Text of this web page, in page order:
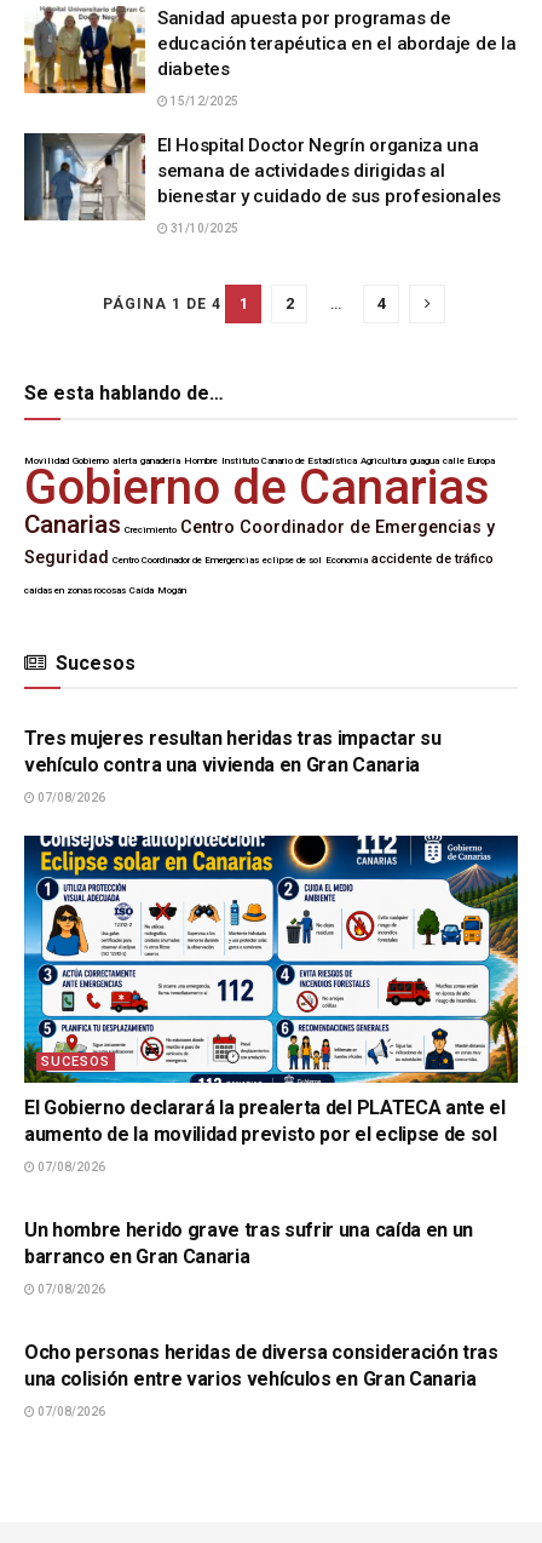
Sanidad apuesta por programas de
educación terapéutica en el abordaje de la
diabetes
15/12/2025
El Hospital Doctor Negrín organiza una
semana de actividades dirigidas al
bienestar y cuidado de sus profesionales
31/10/2025
PÁGINA 1 DE 4 1 2 … 4
Se esta hablando de…
Movilidad Gobierno alerta ganadería Hombre Instituto Canario de Estadística Agricultura guagua calle Europa
Gobierno de Canarias
Canarias Crecimiento Centro Coordinador de Emergencias y
Seguridad Centro Coordinador de Emergencias eclipse de sol Economía accidente de tráfico
caídas en zonas rocosas Caída Mogán
Sucesos
SUCESOS
Tres mujeres resultan heridas tras impactar su
vehículo contra una vivienda en Gran Canaria
07/08/2026
SUCESOS
El Gobierno declarará la prealerta del PLATECA ante el
aumento de la movilidad previsto por el eclipse de sol
07/08/2026
Un hombre herido grave tras sufrir una caída en un
barranco en Gran Canaria
07/08/2026
Ocho personas heridas de diversa consideración tras
una colisión entre varios vehículos en Gran Canaria
07/08/2026